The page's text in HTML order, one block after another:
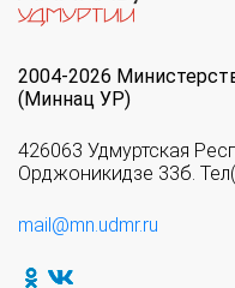
2004-2026
(Миннац УР)
426063 Удмуртская
Орджоникидзе 33б.
mail@mn.udmr.ru